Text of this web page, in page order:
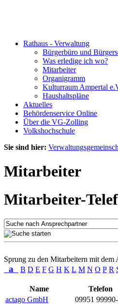
Rathaus - Verwaltung
Bürgerbüro und
Was erledige ich wo?
Mitarbeiter
Organigramm
Kulturraum Ampertal
Haushaltspläne
Aktuelles
Behördenservice Online
Über die VG-Zolling
Volkshochschule
Sie sind hier:
Mitarbeiter
Mitarbeiter-
Sprung zu den Mitarbeitern mit dem
a B D E F G H K L M N O P R
Name
Telefon
actago GmbH
09951